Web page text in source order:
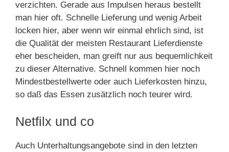
verzichten. Gerade aus Impulsen heraus bestellt
man hier oft. Schnelle Lieferung und wenig Arbeit
locken hier, aber wenn wir einmal ehrlich sind, ist
die Qualität der meisten Restaurant Lieferdienste
eher bescheiden, man greift nur aus bequemlichkeit
zu dieser Alternative. Schnell kommen hier noch
Mindestbestellwerte oder auch Lieferkosten hinzu,
so daß das Essen zusätzlich noch teurer wird.
Netfilx und co
Auch Unterhaltungsangebote sind in den letzten